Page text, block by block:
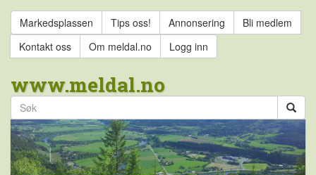
Markedsplassen Tips oss! Annonsering
Bli medlem
Kontakt oss
Om meldal.no Logg inn
www.meldal.no